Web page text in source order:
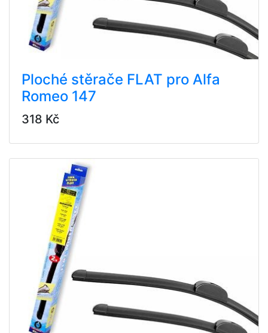
Ploché stěrače FLAT pro Alfa
Romeo 147
318 Kč